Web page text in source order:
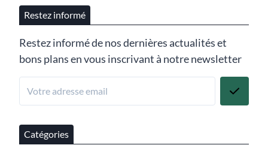
Restez informé
Restez informé de nos dernières actualités et
bons plans en vous inscrivant à notre newsletter
Catégories